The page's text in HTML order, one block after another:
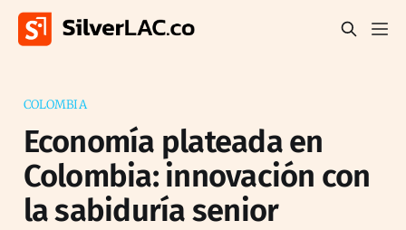
COLOMBIA
Economía plateada en
Colombia: innovación con
la sabiduría senior